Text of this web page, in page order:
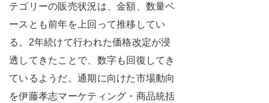
テゴリーの販売状況は、金額、数量ベ
ースとも前年を上回って推移してい
る。2年続けて行われた価格改定が浸
透してきたことで、数字も回復してき
ているようだ。通期に向けた市場動向
を伊藤孝志マーケティング・商品統括